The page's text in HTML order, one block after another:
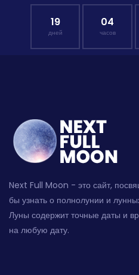
19
дней
04
часов
Next Full Moon - это сайт,
бы узнать о полнолунии и
Луны содержит точные даты и
на любую дату.